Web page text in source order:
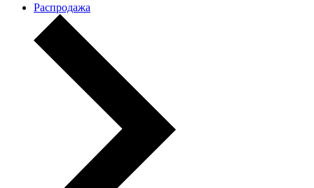
Распродажа